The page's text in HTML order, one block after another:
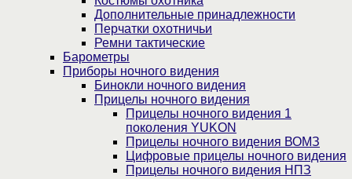
Дополнительные принадлежности
Перчатки охотничьи
Ремни тактические
Барометры
Приборы ночного видения
Бинокли ночного видения
Прицелы ночного видения
Прицелы ночного видения 1
поколения YUKON
Прицелы ночного видения ВОМЗ
Цифровые прицелы ночного видения
Прицелы ночного видения НПЗ